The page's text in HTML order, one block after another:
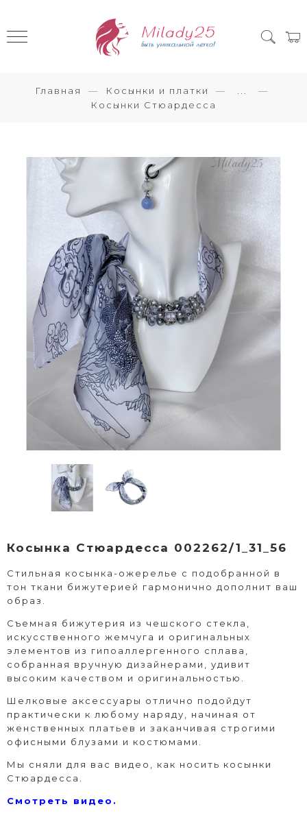
Главная Косынки и платки
Косынки Стюардесса
Косынка Стюардесса 002262/1_31_56
Стильная косынка-ожерелье с подобранной в
тон ткани бижутерией гармонично дополнит ваш
образ.
Съемная бижутерия из чешского стекла,
искусственного жемчуга и оригинальных
элементов из гипоаллергенного сплава,
собранная вручную дизайнерами, удивит
высоким качеством и оригинальностью.
Шелковые аксессуары отлично подойдут
практически к любому наряду, начиная от
женственных платьев и заканчивая строгими
офисными блузами и костюмами.
Мы сняли для вас видео, как носить косынки
Стюардесса.
Смотреть видео.